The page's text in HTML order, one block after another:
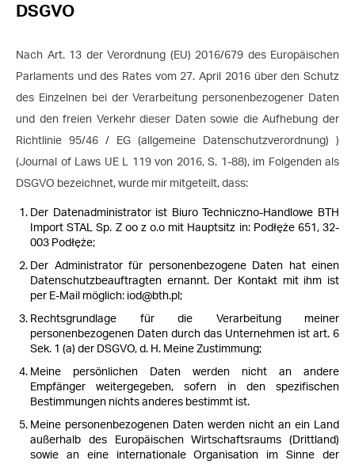
DSGVO
Nach Art. 13 der Verordnung (EU) 2016/679 des Europäischen
Parlaments und des Rates vom 27. April 2016 über den Schutz
des Einzelnen bei der Verarbeitung personenbezogener Daten
und den freien Verkehr dieser Daten sowie die Aufhebung der
Richtlinie 95/46 / EG (allgemeine Datenschutzverordnung) )
(Journal of Laws UE L 119 von 2016, S. 1-88), im Folgenden als
DSGVO bezeichnet, wurde mir mitgeteilt, dass:
Der Datenadministrator ist Biuro Techniczno-Handlowe BTH
Import STAL Sp. Z oo z o.o mit Hauptsitz in: Podłęże 651, 32-
003 Podłęże;
Der Administrator für personenbezogene Daten hat einen
Datenschutzbeauftragten ernannt. Der Kontakt mit ihm ist
per E-Mail möglich: iod@bth.pl ;
Rechtsgrundlage für die Verarbeitung meiner
personenbezogenen Daten durch das Unternehmen ist art. 6
Sek. 1 (a) der DSGVO, d. H. Meine Zustimmung;
Meine persönlichen Daten werden nicht an andere
Empfänger weitergegeben, sofern in den spezifischen
Bestimmungen nichts anderes bestimmt ist.
Meine personenbezogenen Daten werden nicht an ein Land
außerhalb des Europäischen Wirtschaftsraums (Drittland)
sowie an eine internationale Organisation im Sinne der